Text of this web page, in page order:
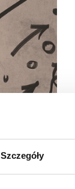
Szczegóły